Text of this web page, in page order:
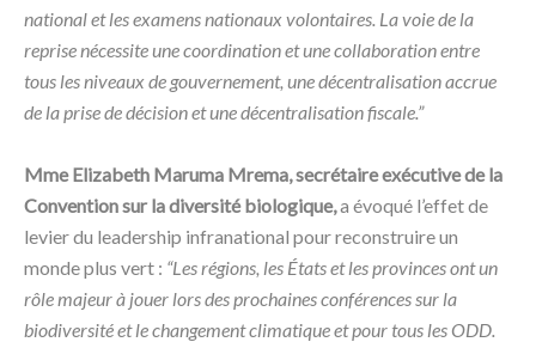
national et les examens nationaux volontaires. La voie de la
reprise nécessite une coordination et une collaboration entre
tous les niveaux de gouvernement, une décentralisation accrue
de la prise de décision et une décentralisation fiscale.”
Mme Elizabeth Maruma Mrema, secrétaire exécutive de la
Convention sur la diversité biologique,a évoqué l’effet de
levier du leadership infranational pour reconstruire un
monde plus vert : “Les régions, les États et les provinces ont un
rôle majeur à jouer lors des prochaines conférences sur la
biodiversité et le changement climatique et pour tous les ODD.